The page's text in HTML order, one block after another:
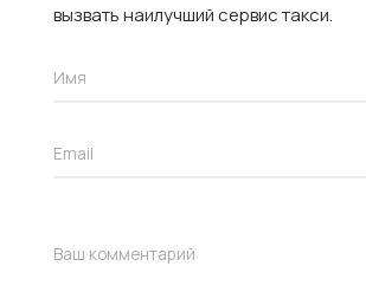
вызвать наилучший сервис такси.